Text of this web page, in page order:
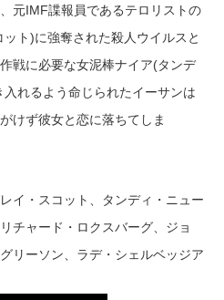
元IMF諜報員であるテロリストの
ト)に強奪された殺人ウイルスと
戦に必要な女泥棒ナイア(タンデ
れるよう命じられたイーサンは
けず彼女と恋に落ちてしま
イ・スコット、タンディ・ニュー
チャード・ロクスバーグ、ジョ
リーソン、ラデ・シェルベッジア